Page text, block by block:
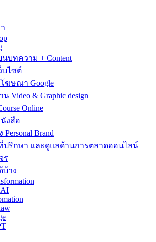
นบทความ + Content
บไซต์
ฆษณา Google
น Video & Graphic design
Online
งสือ
Personal Brand
ปรึกษา และดูแลด้านการตลาดออนไลน์
ร
บ้าง
AI